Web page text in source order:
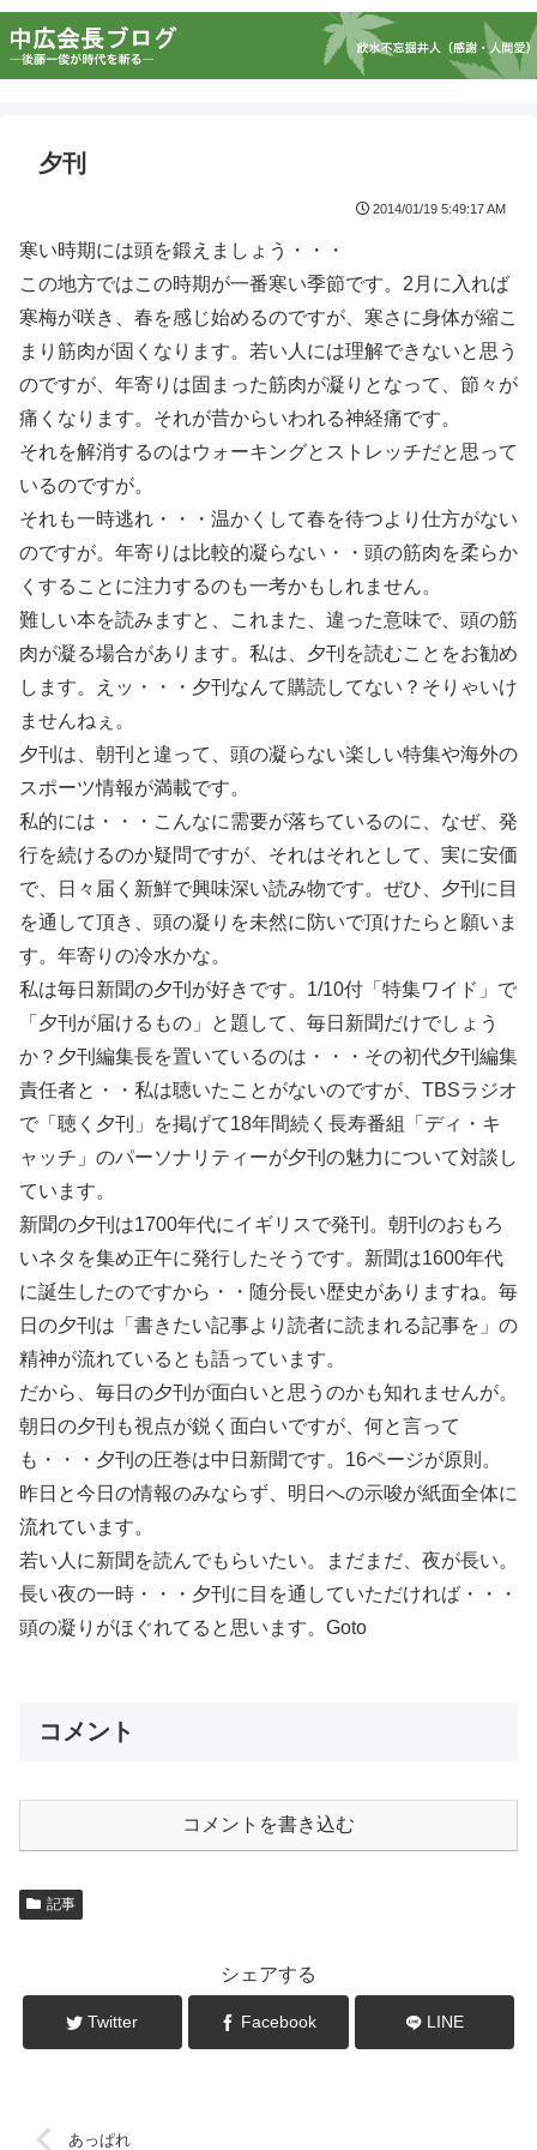
夕刊
2014/01/19 5:49:17 AM
寒い時期には頭を鍛えましょう・・・
この地方ではこの時期が一番寒い季節です。2月に入れば
寒梅が咲き、春を感じ始めるのですが、寒さに身体が縮こ
まり筋肉が固くなります。若い人には理解できないと思う
のですが、年寄りは固まった筋肉が凝りとなって、節々が
痛くなります。それが昔からいわれる神経痛です。
それを解消するのはウォーキングとストレッチだと思って
いるのですが。
それも一時逃れ・・・温かくして春を待つより仕方がない
のですが。年寄りは比較的凝らない・・頭の筋肉を柔らか
くすることに注力するのも一考かもしれません。
難しい本を読みますと、これまた、違った意味で、頭の筋
肉が凝る場合があります。私は、夕刊を読むことをお勧め
します。えッ・・・夕刊なんて購読してない？そりゃいけ
ませんねぇ。
夕刊は、朝刊と違って、頭の凝らない楽しい特集や海外の
スポーツ情報が満載です。
私的には・・・こんなに需要が落ちているのに、なぜ、発
行を続けるのか疑問ですが、それはそれとして、実に安価
で、日々届く新鮮で興味深い読み物です。ぜひ、夕刊に目
を通して頂き、頭の凝りを未然に防いで頂けたらと願いま
す。年寄りの冷水かな。
私は毎日新聞の夕刊が好きです。1/10付「特集ワイド」で
「夕刊が届けるもの」と題して、毎日新聞だけでしょう
か？夕刊編集長を置いているのは・・・その初代夕刊編集
責任者と・・私は聴いたことがないのですが、TBSラジオ
で「聴く夕刊」を掲げて18年間続く長寿番組「ディ・キ
ャッチ」のパーソナリティーが夕刊の魅力について対談し
ています。
新聞の夕刊は1700年代にイギリスで発刊。朝刊のおもろ
いネタを集め正午に発行したそうです。新聞は1600年代
に誕生したのですから・・随分長い歴史がありますね。毎
日の夕刊は「書きたい記事より読者に読まれる記事を」の
精神が流れているとも語っています。
だから、毎日の夕刊が面白いと思うのかも知れませんが。
朝日の夕刊も視点が鋭く面白いですが、何と言って
も・・・夕刊の圧巻は中日新聞です。16ページが原則。
昨日と今日の情報のみならず、明日への示唆が紙面全体に
流れています。
若い人に新聞を読んでもらいたい。まだまだ、夜が長い。
長い夜の一時・・・夕刊に目を通していただければ・・・
頭の凝りがほぐれてると思います。Goto
コメント
コメントを書き込む
記事
シェアする
Twitter Facebook LINE
あっぱれ